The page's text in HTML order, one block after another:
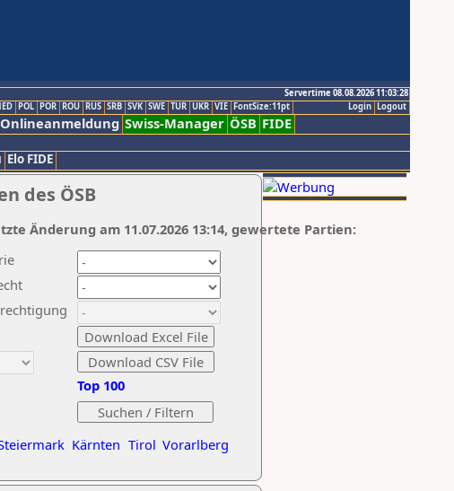
Servertime 08.08.2026 11:03:28
Logout
Login
POL POR ROU RUS SRB SVK SWE TUR UKR VIE FontSize:11pt
Onlineanmeldung Swiss-Manager ÖSB FIDE
Elo FIDE
des ÖSB
Kärnten Tirol Vorarlberg
Top 100
Änderung am 11.07.2026 13:14, gewertete Partien: